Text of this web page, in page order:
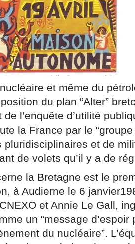
et même du
du plan “Alter”
l’enquête d’utilité
la France par le
pluridisciplinaires et de
de volets qu’il y a de
la Bretagne est le
à Audierne le 6
et Annie Le Gall,
un “message
du nucléaire”.